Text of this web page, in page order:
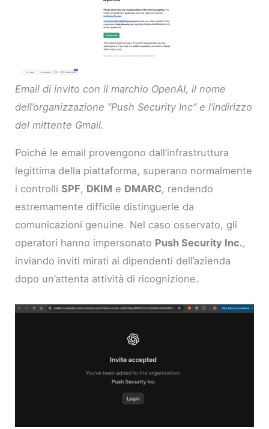
Email di invito con il marchio OpenAI, il nome
dell’organizzazione “Push Security Inc” e l’indirizzo
del mittente Gmail.
Poiché le email provengono dall’infrastruttura
legittima della piattaforma, superano normalmente
i controlliSPF, DKIM e DMARC, rendendo
estremamente difficile distinguerle da
comunicazioni genuine. Nel caso osservato, gli
operatori hanno impersonato Push Security Inc.,
inviando inviti mirati ai dipendenti dell’azienda
dopo un’attenta attività di ricognizione.